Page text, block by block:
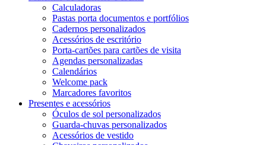
Calculadoras
Pastas porta documentos e portfólios
Cadernos personalizados
Acessórios de escritório
Porta-cartões para cartões de visita
Agendas personalizadas
Calendários
Welcome pack
Marcadores favoritos
Presentes e acessórios
Óculos de sol personalizados
Guarda-chuvas personalizados
Acessórios de vestido